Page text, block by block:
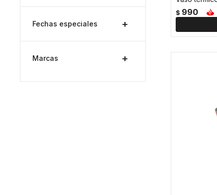
$ 990
Fechas especiales
Marcas